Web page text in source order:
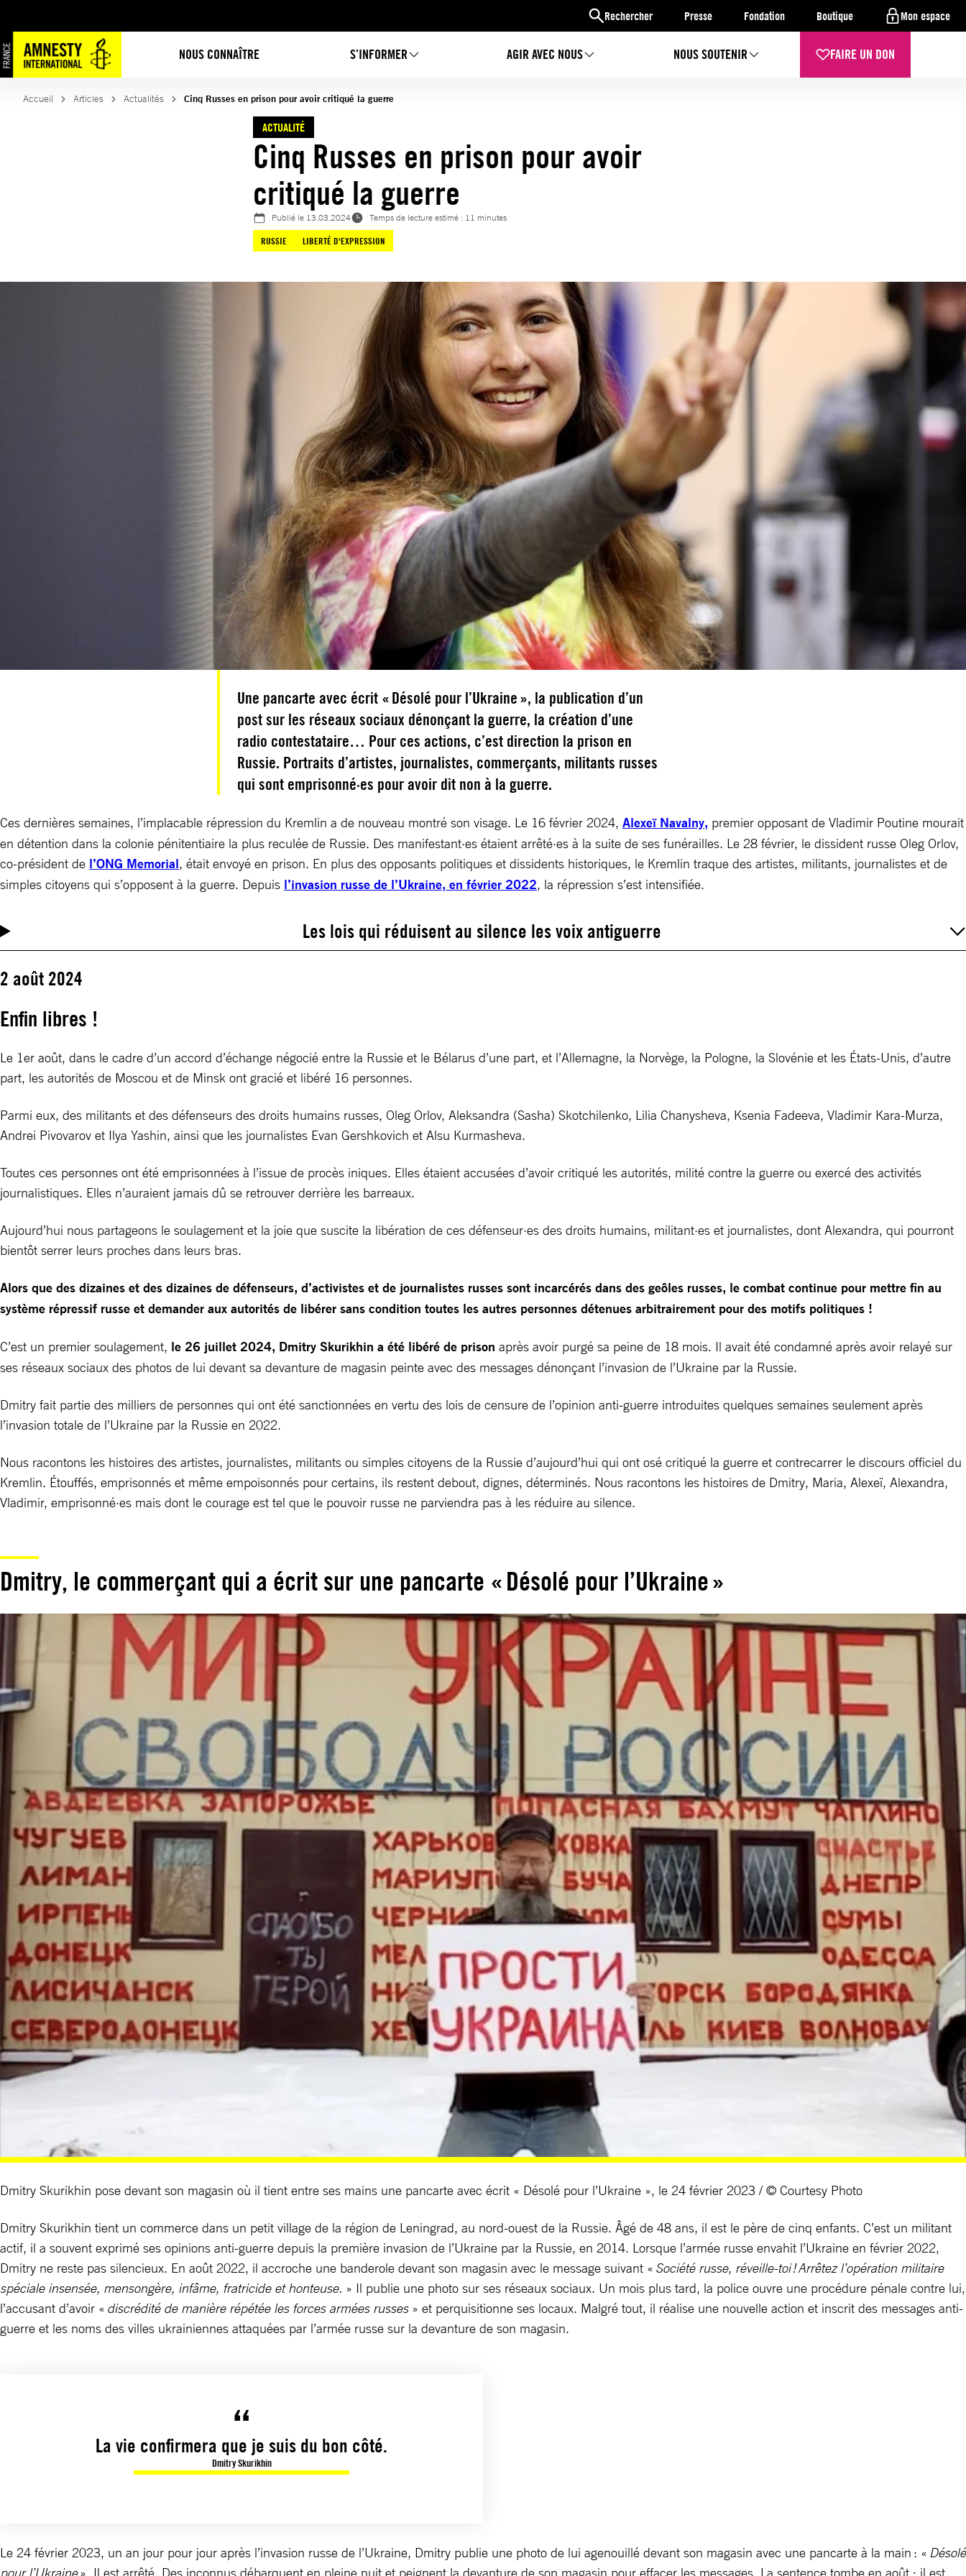
Rechercher Presse Fondation Boutique Mon espace
NOUS CONNAÎTRE S’INFORMER AGIR AVEC NOUS NOUS SOUTENIR FAIRE UN DON
au
contenu
Accueil Articles Actualités Cinq Russes en prison pour avoir critiqué la guerre
ACTUALITÉ
Cinq Russes en prison pour avoir
critiqué la guerre
Publié le 13.03.2024
Temps de lecture estimé : 11 minutes
RUSSIE
LIBERTÉ D'EXPRESSION
Une pancarte avec écrit « Désolé pour l’Ukraine », la publication d’un
post sur les réseaux sociaux dénonçant la guerre, la création d’une
radio contestataire… Pour ces actions, c’est direction la prison en
Russie. Portraits d’artistes, journalistes, commerçants, militants russes
qui sont emprisonné·es pour avoir dit non à la guerre.
Ces dernières semaines, l’implacable répression du Kremlin a de nouveau montré son visage. Le 16 février 2024, Alexeï Navalny, premier opposant de Vladimir Poutine mourait
en détention dans la colonie pénitentiaire la plus reculée de Russie. Des manifestant·es étaient arrêté·es à la suite de ses funérailles. Le 28 février, le dissident russe Oleg Orlov,
co-président de l’ONG Memorial, était envoyé en prison. En plus des opposants politiques et dissidents historiques, le Kremlin traque des artistes, militants, journalistes et de
simples citoyens qui s’opposent à la guerre. Depuis l’invasion russe de l’Ukraine, en février 2022, la répression s’est intensifiée.
Les lois qui réduisent au silence les voix antiguerre
2 août 2024
Enfin libres !
Le 1er août, dans le cadre d’un accord d’échange négocié entre la Russie et le Bélarus d’une part, et l’Allemagne, la Norvège, la Pologne, la Slovénie et les États-Unis, d’autre
part, les autorités de Moscou et de Minsk ont gracié et libéré 16 personnes.
Parmi eux, des militants et des défenseurs des droits humains russes, Oleg Orlov, Aleksandra (Sasha) Skotchilenko, Lilia Chanysheva, Ksenia Fadeeva, Vladimir Kara-Murza,
Andrei Pivovarov et Ilya Yashin, ainsi que les journalistes Evan Gershkovich et Alsu Kurmasheva.
Toutes ces personnes ont été emprisonnées à l’issue de procès iniques. Elles étaient accusées d’avoir critiqué les autorités, milité contre la guerre ou exercé des activités
journalistiques. Elles n’auraient jamais dû se retrouver derrière les barreaux.
Aujourd’hui nous partageons le soulagement et la joie que suscite la libération de ces défenseur·es des droits humains, militant·es et journalistes, dont Alexandra, qui pourront
bientôt serrer leurs proches dans leurs bras.
Alors que des dizaines et des dizaines de défenseurs, d’activistes et de journalistes russes sont incarcérés dans des geôles russes, le combat continue pour mettre fin au
système répressif russe et demander aux autorités de libérer sans condition toutes les autres personnes détenues arbitrairement pour des motifs politiques !
C’est un premier soulagement, le 26 juillet 2024, Dmitry Skurikhin a été libéré de prison après avoir purgé sa peine de 18 mois. Il avait été condamné après avoir relayé sur
ses réseaux sociaux des photos de lui devant sa devanture de magasin peinte avec des messages dénonçant l’invasion de l’Ukraine par la Russie.
Dmitry fait partie des milliers de personnes qui ont été sanctionnées en vertu des lois de censure de l’opinion anti-guerre introduites quelques semaines seulement après
l’invasion totale de l’Ukraine par la Russie en 2022.
Nous racontons les histoires des artistes, journalistes, militants ou simples citoyens de la Russie d’aujourd’hui qui ont osé critiqué la guerre et contrecarrer le discours officiel du
Kremlin. Étouffés, emprisonnés et même empoisonnés pour certains, ils restent debout, dignes, déterminés. Nous racontons les histoires de Dmitry, Maria, Alexeï, Alexandra,
Vladimir, emprisonné·es mais dont le courage est tel que le pouvoir russe ne parviendra pas à les réduire au silence.
Dmitry, le commerçant qui a écrit sur une pancarte « Désolé pour l’Ukraine »
Dmitry Skurikhin pose devant son magasin où il tient entre ses mains une pancarte avec écrit « Désolé pour l’Ukraine », le 24 février 2023 / © Courtesy Photo
Dmitry Skurikhin tient un commerce dans un petit village de la région de Leningrad, au nord-ouest de la Russie. Âgé de 48 ans, il est le père de cinq enfants. C’est un militant
actif, il a souvent exprimé ses opinions anti-guerre depuis la première invasion de l’Ukraine par la Russie, en 2014. Lorsque l’armée russe envahit l’Ukraine en février 2022,
Dmitry ne reste pas silencieux. En août 2022, il accroche une banderole devant son magasin avec le message suivant « Société russe, réveille-toi ! Arrêtez l’opération militaire
spéciale insensée, mensongère, infâme, fratricide et honteuse. » Il publie une photo sur ses réseaux sociaux. Un mois plus tard, la police ouvre une procédure pénale contre lui,
l’accusant d’avoir « discrédité de manière répétée les forces armées russes » et perquisitionne ses locaux. Malgré tout, il réalise une nouvelle action et inscrit des messages anti-
guerre et les noms des villes ukrainiennes attaquées par l’armée russe sur la devanture de son magasin.
La vie confirmera que je suis du bon côté.
Dmitry Skurikhin
Le 24 février 2023, un an jour pour jour après l’invasion russe de l’Ukraine, Dmitry publie une photo de lui agenouillé devant son magasin avec une pancarte à la main : « Désolé
pour l’Ukraine». Il est arrêté. Des inconnus débarquent en pleine nuit et peignent la devanture de son magasin pour effacer les messages. La sentence tombe en août : il est